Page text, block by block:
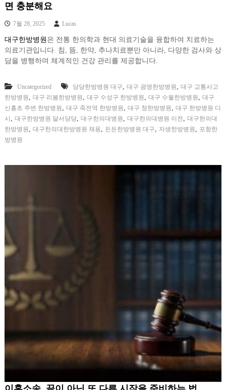
면 충분해요
7월 28, 2025 Lucas
대구한방병원 은 전통 한의학과 현대 의료기술을 융합하여 치료하는
의료기관입니다. 침, 뜸, 한약, 추나치료뿐만 아니라, 다양한 검사와 상
담을 병행하며 체계적인 건강 관리를 제공합니다.
Uncategorized 당당한방병원 대구 대구 광명한방병원
대구 교통사고
한방병원
대구 리봄한방병원 대구 수성구 한방병원 대구 수월한방병원
대구
신흥초 주변 한방병원
대구 죽전역 한방병원 대구 창한방병원
대구 한방병원 디
시
대구한방병원 달서당당, 대구한의대병원 대구한의대병원 이전
대구한의대
한방병원
대구한의대한방병원 채용 든든한방병원 대구 자생한방병원
포항한
방병원